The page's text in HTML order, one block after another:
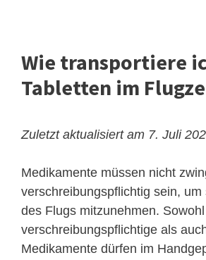
Wie transportiere
Tabletten im
Zuletzt aktualisiert am 7. Juli
Medikamente müssen nicht
verschreibungspflichtig sein, um
des Flugs mitzunehmen. Sowohl
verschreibungspflichtige als
Medikamente dürfen im